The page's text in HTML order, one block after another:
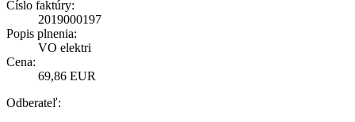
Číslo faktúry:
2019000197
Popis plnenia:
VO elektri
Cena:
69,86 EUR
Odberateľ: